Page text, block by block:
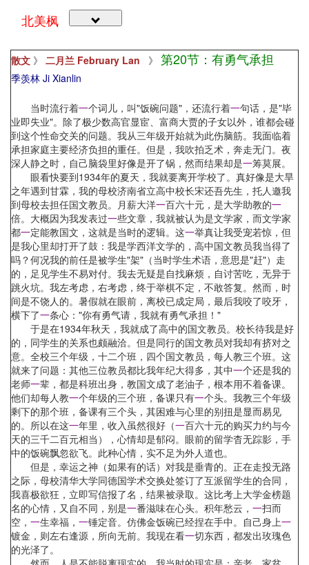
北美枫
散文 》 二月兰 February Lan 》 第20节：有勇气承担
季羡林 Ji Xianlin
当时流行着一个词儿，叫"饭碗问题"，还流行着一句话，是"毕
业即失业"。除了极少数高官显宦、富商大贾的子女以外，谁都会碰
到这个性命交关的问题。我从三年级开始就为此伤脑筋。我面临着
承担家庭主要经济负担的重任。但是，我吹拍乏术，奔走无门。夜
深人静之时，自己脑袋里好像是开了锅，然而结果却是一筹莫展。
眼看快要到1934年的夏天，我就要离开学校了。真好像是大旱
之年遇到甘霖，我的母校济南省立高中校长宋还吾先生，托人邀我
到母校去担任国文教员。月薪大洋一百六十元，是大学助教的一
倍。大概因为我发表过一些文章，我就被认为是文学家，而文学家
都一定能教国文，这就是当时的逻辑。这一举真让我受宠若惊，但
是我心里却打开了鼓：我是学西洋文学的，高中国文教员我当得了
吗？何况我的前任是被学生"架"（当时学生术语，意思是"赶"）走
的，足见学生不易对付。我去无疑是自找麻烦，自讨苦吃，无异于
跳火坑。我左考虑，右考虑，终于举棋不定，不敢答复。然而，时
间是不饶人的。暑假就在眼前，离校已成定局，最后我咬了咬牙，
横下了一条心："你有勇气请，我就有勇气承担！"
于是在1934年秋天，我就成了高中的国文教员。校长待我是好
的，同学生的关系也颇融洽。但是同行的国文教员对我却有挤对之
意。全校三个年级，十二个班，四个国文教员，每人教三个班。这
就来了问题：其他三位教员都比我年纪大得多，其中一个还是我的
老师一辈，都是科班出身，教国文成了老油子，根本用不着备课。
他们却每人教一个年级的三个班，备课只有一个头。我教三个年级
剩下的那个班，备课有三个头，其困难与心里的别扭是显而易见
的。所以在这一年里，收入虽然很好（一百六十元的购买力约与今
天的三千二百元相当），心情却是郁闷。眼前的留学杳无踪影，手
中的饭碗飘忽欲飞。此种心情，实不足为外人道也。
但是，幸运之神（如果有的话）对我是垂青的。正在走投无路
之际，母校清华大学同德国学术交换处签订了互派留学生的合同，
我喜极欲狂，立即写信报了名，结果被录取。这比考上大学金榜题
名的心情，又自不同，别是一番滋味在心头。积年愁云， 一扫而
空， 一生幸福， 一锤定音。仿佛金饭碗已经捏在手中。自己身上一
镀金，则左右逢源，所向无前。我现在看一切东西，都发出玫瑰色
的光泽了。